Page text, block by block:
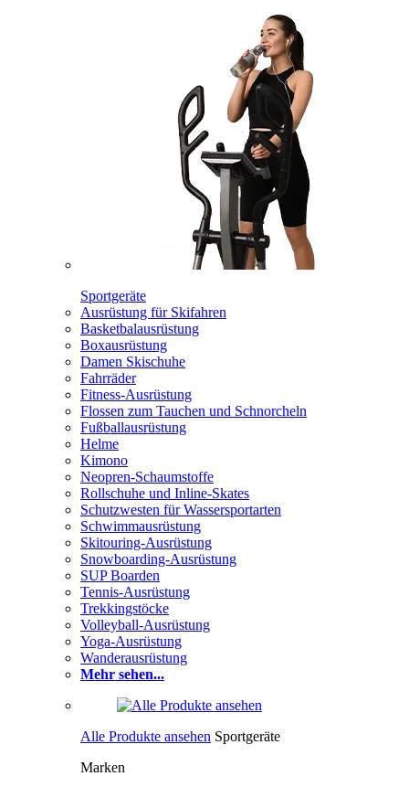
Sportgeräte
Ausrüstung für Skifahren
Basketbalausrüstung
Boxausrüstung
Damen Skischuhe
Fahrräder
Fitness-Ausrüstung
Flossen zum Tauchen und Schnorcheln
Fußballausrüstung
Helme
Kimono
Neopren-Schaumstoffe
Rollschuhe und Inline-Skates
Schutzwesten für Wassersportarten
Schwimmausrüstung
Skitouring-Ausrüstung
Snowboarding-Ausrüstung
SUP Boarden
Tennis-Ausrüstung
Trekkingstöcke
Volleyball-Ausrüstung
Yoga-Ausrüstung
Wanderausrüstung
Mehr sehen...
Alle Produkte ansehen Sportgeräte
Marken